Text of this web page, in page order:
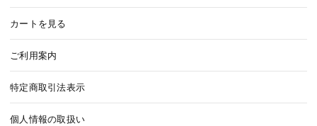
カートを見る
ご利用案内
特定商取引法表示
個人情報の取扱い